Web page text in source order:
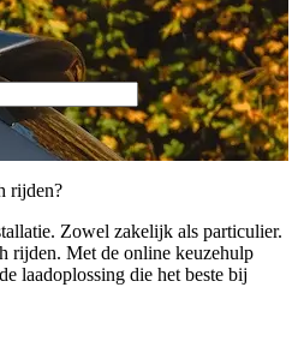
rijden?
Zowel zakelijk als particulier.
rijden. Met de online keuzehulp
laadoplossing die het beste bij